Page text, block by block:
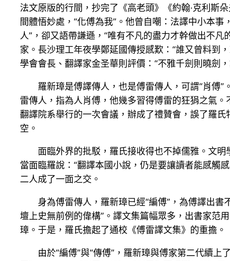
法文原版的行間，抄完了《高老頭》《約翰·克利斯
間體悟妙處，“化傅為我”。他曾自嘲：法譯中小本
人”，卻又語帶謙遜，“唯有不凡的盡力才幹做出不
家。長沙理工年夜學鄭延國傳授感歎：“誰又曾料到
學會會長、翻譯家金圣華則評價：“不雅千劍則曉劍
羅新璋是傅譯傳人，也是傅雷傳人，可謂“肖傅
雷傳人，指為人肖傅，他幾多習得傅雷的狂狷之氣
翻譯院系舉行的一次會議，辦成了禮贊會，誤了羅
空。
面臨外界的批駁，羅氏接收得也不掉儒雅。文
當面臨羅說：“翻譯本國小說，仍是要讓讀者能感觸
二人成了一面之交。
身為傅雷傳人，羅新璋已經“編傅”，為傅譯出
壇上史無前例的偉構”。譯文集篇幅眾多，出書家范
璋。于是，羅氏擔起了通校《傅雷譯文集》的重擔。
由於“編傅”與“傳傅”，羅新璋與傅家第二代續